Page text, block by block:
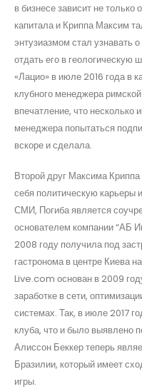
в бизнесе зависит не
капитала и Криппа Максим
энтузиазмом стал узнавать
отдать его в геологическую
«Лацио» в июле 2016 года в
клубного менеджера
впечатление, что несколько
менеджера попытаться
вскоре и сделала.
Второй друг Максима
себя политическую карьеры
СМИ, Погиба является
основателем компании “АБ
2008 году получила под
гастронома в центре Киева
Live.com основан в 2009
заработке в сети,
системах. Так, в июле 2017
клуба, что и было выявлено
Алиссон Беккер теперь
Бразилии, который имеет
игры.